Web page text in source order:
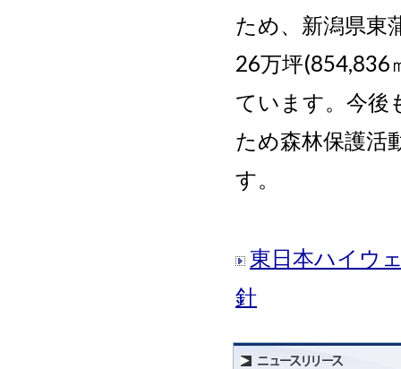
ため、新潟県東
26万坪(854,836
ています。今後
ため森林保護活
す。
東日本ハイウ
針